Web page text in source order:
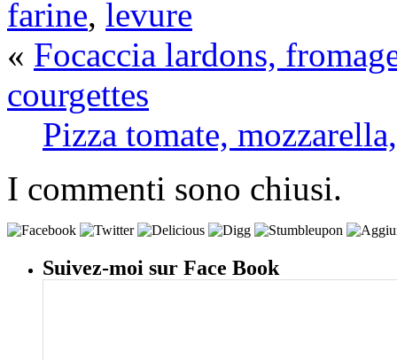
farine, levure
« Focaccia lardons,
courgettes
Pizza tomate,
I commenti sono chiusi.
Suivez-moi sur Face Book